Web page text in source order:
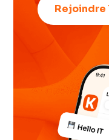
Rejoindre